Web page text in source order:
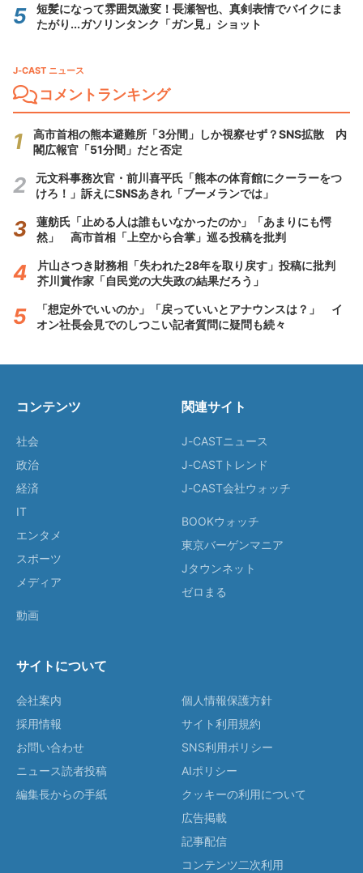
短髪になって雰囲気激変！長瀬智也、真剣表情でバイクにま
たがり...ガソリンタンク「ガン見」ショット
J-CAST ニュース
コメントランキング
高市首相の熊本避難所「3分間」しか視察せず？SNS拡散 内
閣広報官「51分間」だと否定
元文科事務次官・前川喜平氏「熊本の体育館にクーラーをつ
けろ！」訴えにSNSあきれ「ブーメランでは」
蓮舫氏「止める人は誰もいなかったのか」「あまりにも愕
然」 高市首相「上空から合掌」巡る投稿を批判
片山さつき財務相「失われた28年を取り戻す」投稿に批判
芥川賞作家「自民党の大失政の結果だろう」
「想定外でいいのか」「戻っていいとアナウンスは？」 イ
オン社長会見でのしつこい記者質問に疑問も続々
コンテンツ
社会
政治
経済
IT
エンタメ
スポーツ
メディア
動画
関連サイト
J-CASTニュース
J-CASTトレンド
J-CAST会社ウォッチ
BOOKウォッチ
東京バーゲンマニア
Jタウンネット
ゼロまる
サイトについて
会社案内
採用情報
お問い合わせ
ニュース読者投稿
編集長からの手紙
個人情報保護方針
サイト利用規約
SNS利用ポリシー
AIポリシー
クッキーの利用について
広告掲載
記事配信
コンテンツ二次利用